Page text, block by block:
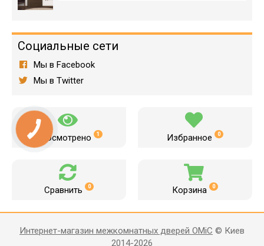
Социальные сети
Мы в Facebook
Мы в Twitter
Просмотрено 1 Избранное 0
Сравнить 0 Корзина 0
Интернет-магазин межкомнатных дверей OMiC © Киев
2014-2026